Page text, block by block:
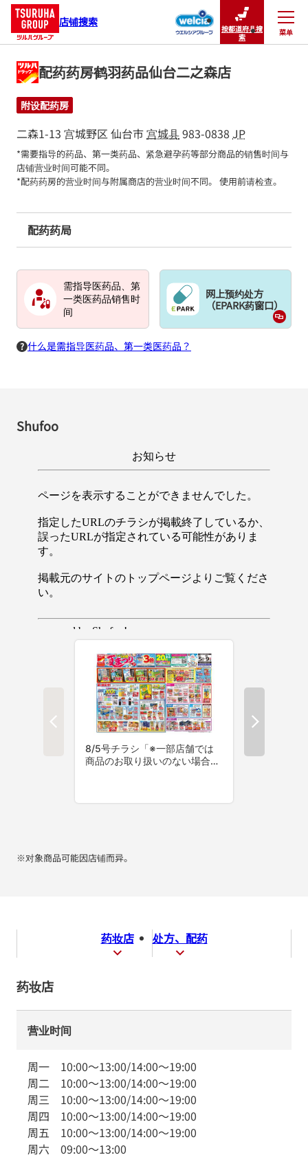
店铺搜索
按都道府县搜
索
菜单
关闭
配药药房鹤羽药品仙台二之森店
附设配药房
二森1-13 宫城野区仙台市宫城县983-0838 JP
*需要指导的药品、第一类药品、紧急避孕药等部分商品的销售时间与
店铺营业时间可能不同。
*配药药房的营业时间与附属商店的营业时间不同。 使用前请检查。
配药药局
需指导医药品、第
一类医药品销售时
间
网上预约处方
（EPARK药窗口）
什么是需指导医药品、第一类医药品？
Shufoo
※对象商品可能因店铺而异。
药妆店 处方、配药
药妆店
营业时间
周一 10:00～13:00/14:00～19:00
周二 10:00～13:00/14:00～19:00
周三 10:00～13:00/14:00～19:00
周四 10:00～13:00/14:00～19:00
周五 10:00～13:00/14:00～19:00
周六 09:00～13:00